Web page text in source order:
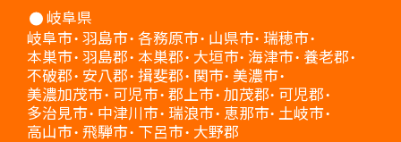
岐阜県
岐阜市 羽島市 各務原市 山県市 瑞穂市
本巣市 羽島郡 本巣郡 大垣市 海津市 養老郡
不破郡 安八郡 揖斐郡 関市 美濃市
美濃加茂市 可児市 郡上市 加茂郡 可児郡
多治見市 中津川市 瑞浪市 恵那市 土岐市
高山市 飛騨市 下呂市 大野郡